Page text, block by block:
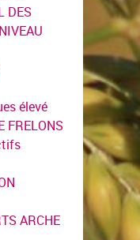
DES
élevé
FRELONS
ARCHE